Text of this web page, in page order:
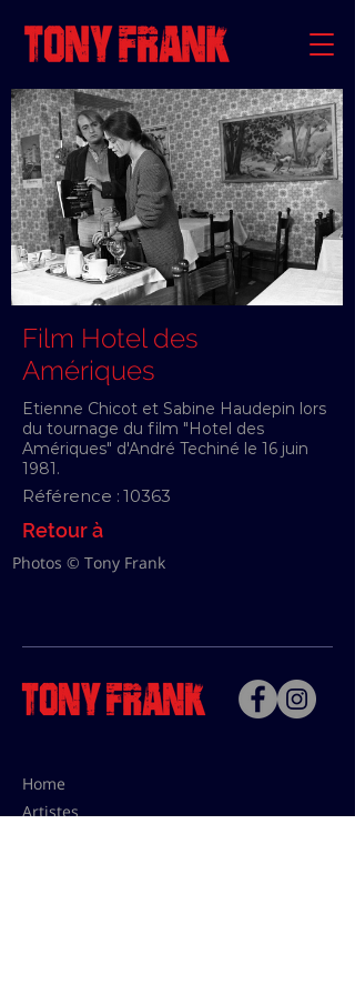
Film Hotel des
Amériques
Etienne Chicot et Sabine Haudepin lors
du tournage du film "Hotel des
Amériques" d'André Techiné le 16 juin
1981.
Référence : 10363
Retour à
Photos © Tony Frank
Home
Artistes